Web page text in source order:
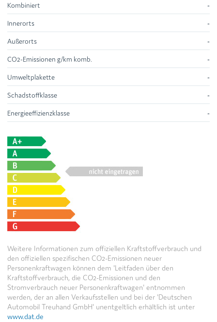
Kombiniert -
Innerorts -
Außerorts -
CO2-Emissionen g/km komb. -
Umweltplakette -
Schadstoffklasse -
Energieeffizienzklasse -
Weitere Informationen zum offiziellen Kraftstoffverbrauch und
den offiziellen spezifischen CO2-Emissionen neuer
Personenkraftwagen können dem 'Leitfaden über den
Kraftstoffverbrauch, die CO2-Emissionen und den
Stromverbrauch neuer Personenkraftwagen' entnommen
werden, der an allen Verkaufsstellen und bei der 'Deutschen
Automobil Treuhand GmbH' unentgeltlich erhältlich ist unter
www.dat.de